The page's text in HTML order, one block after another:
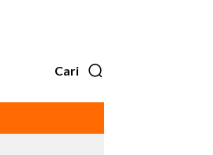
Cari